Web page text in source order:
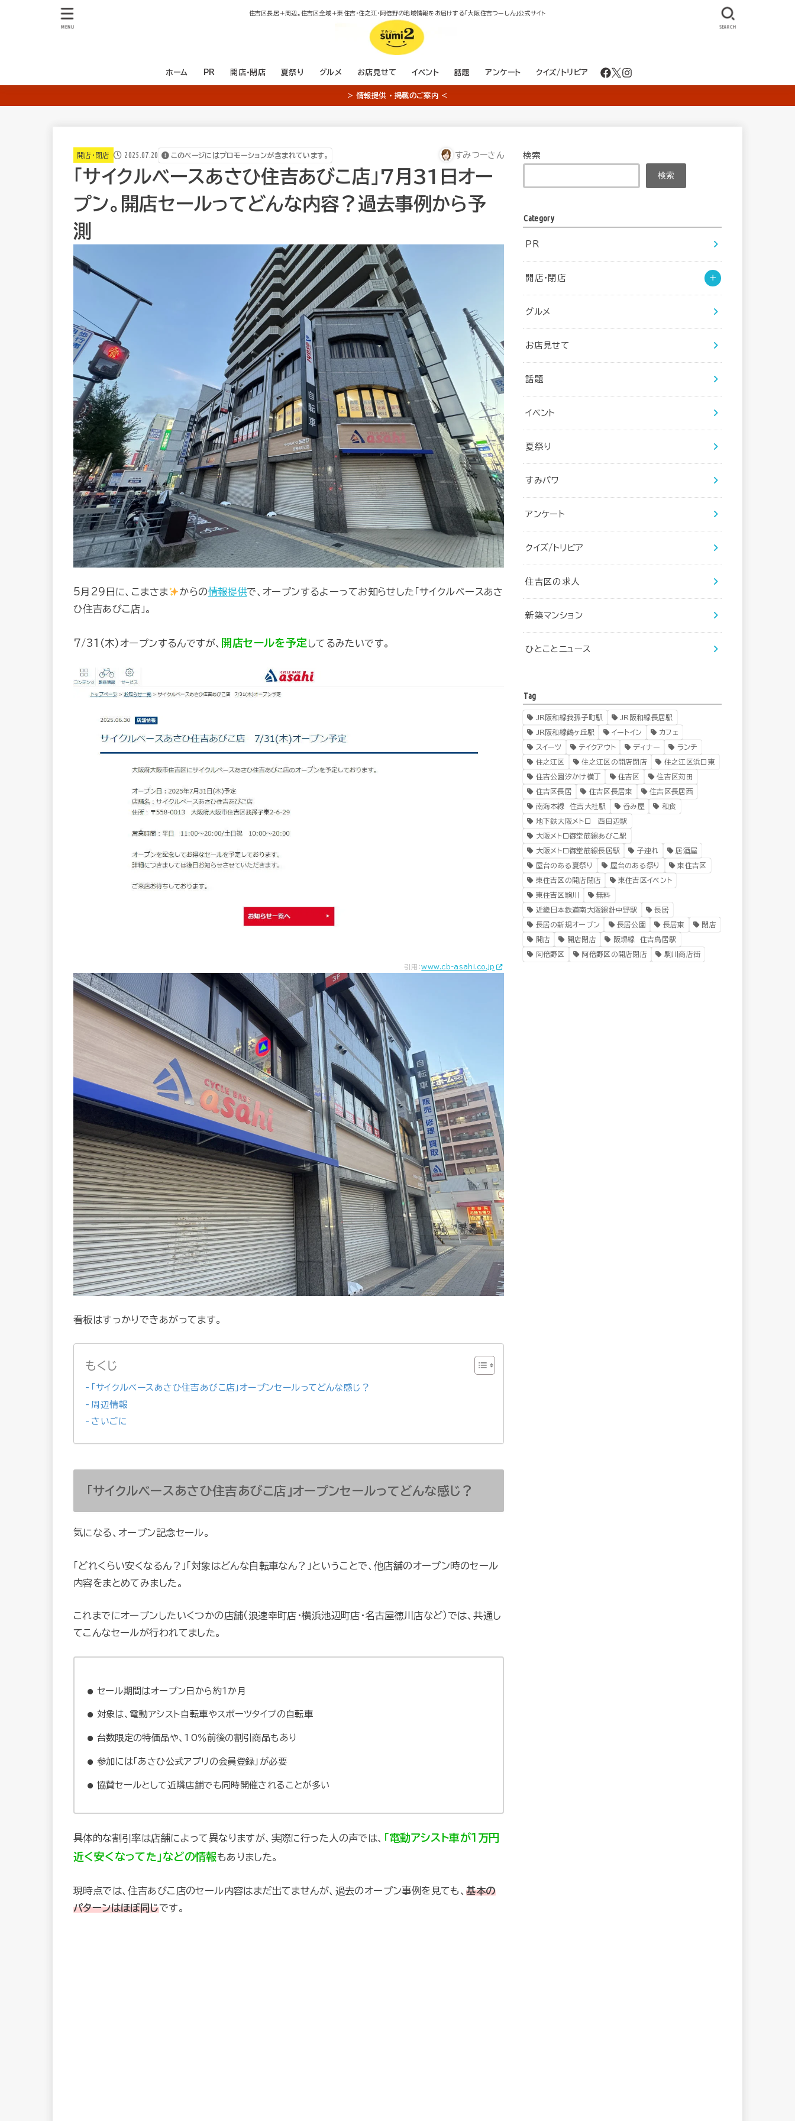
住吉区長居＋周辺。住吉区全域＋東住吉・住之江・阿倍野の地域情報をお届けする「大阪住吉つーしん」公式サイト
ホーム PR 開店・閉店 夏祭り グルメ お店見せて イベント 話題 アンケート クイズ/トリビア
SEARCH
MENU
＞ 情報提供 ・ 掲載のご案内 ＜
開店・閉店 2025.07.20 このページにはプロモーションが含まれています。 すみつーさん
「サイクルベースあさひ住吉あびこ店」7月31日オー
プン。開店セールってどんな内容？過去事例から予
測
5月29日に、こまさま からの情報提供で、オープンするよーってお知らせした「サイクルベースあさ
ひ住吉あびこ店」。
7/31(木)オープンするんですが、 開店セールを予定 してるみたいです。
引用：www.cb-asahi.co.jp
看板はすっかりできあがってます。
もくじ
「サイクルベースあさひ住吉あびこ店」オープンセールってどんな感じ？
周辺情報
さいごに
「サイクルベースあさひ住吉あびこ店」オープンセールってどんな感じ？
気になる、オープン記念セール。
「どれくらい安くなるん？」「対象はどんな自転車なん？」ということで、他店舗のオープン時のセール
内容をまとめてみました。
これまでにオープンしたいくつかの店舗（浪速幸町店・横浜池辺町店・名古屋徳川店など）では、共通し
てこんなセールが行われてました。
セール期間はオープン日から約1か月
対象は、電動アシスト自転車やスポーツタイプの自転車
台数限定の特価品や、10％前後の割引商品もあり
参加には「あさひ公式アプリの会員登録」が必要
協賛セールとして近隣店舗でも同時開催されることが多い
具体的な割引率は店舗によって異なりますが、実際に行った人の声では、
「電動アシスト車が1万円
近く安くなってた」などの情報もありました。
現時点では、住吉あびこ店のセール内容はまだ出てませんが、過去のオープン事例を見ても、基本の
パターンはほぼ同じです。
検索
検索
Category
PR
開店・閉店
グルメ
お店見せて
話題
イベント
夏祭り
すみパワ
アンケート
クイズ/トリビア
住吉区の求人
新築マンション
ひとことニュース
Tag
JR阪和線我孫子町駅 JR阪和線長居駅
JR阪和線鶴ヶ丘駅 イートイン カフェ
スイーツ テイクアウト ディナー ランチ
住之江区 住之江区の開店閉店 住之江区浜口東
住吉公園汐かけ横丁 住吉区 住吉区苅田
住吉区長居 住吉区長居東 住吉区長居西
南海本線 住吉大社駅 呑み屋 和食
地下鉄大阪メトロ 西田辺駅
大阪メトロ御堂筋線あびこ駅
大阪メトロ御堂筋線長居駅 子連れ 居酒屋
屋台のある夏祭り 屋台のある祭り 東住吉区
東住吉区の開店閉店 東住吉区イベント
東住吉区駒川 無料
近畿日本鉄道南大阪線針中野駅 長居
長居の新規オープン 長居公園 長居東 閉店
開店 開店閉店 阪堺線 住吉鳥居駅
阿倍野区 阿倍野区の開店閉店 駒川商店街